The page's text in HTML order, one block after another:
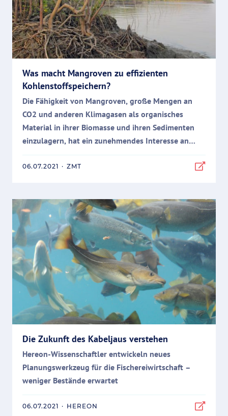
Was macht Mangroven zu effizienten
Kohlenstoffspeichern?
Die Fähigkeit von Mangroven, große Mengen an
CO2 und anderen Klimagasen als organisches
Material in ihrer Biomasse und ihren Sedimenten
einzulagern, hat ein zunehmendes Interesse an
diesem Ökosystem geweckt.
06.07.2021 · ZMT
Die Zukunft des Kabeljaus verstehen
Hereon-Wissenschaftler entwickeln neues
Planungswerkzeug für die Fischereiwirtschaft –
weniger Bestände erwartet
06.07.2021 · HEREON